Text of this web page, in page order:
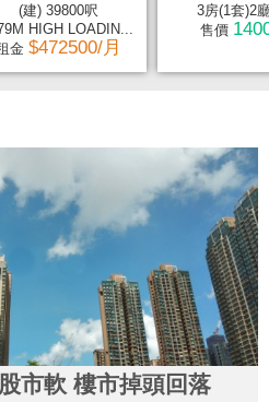
(建) 39800呎
HIGH LOADIN...
金 $472500/月
3房(1套)2
售價
市軟 樓市掉頭回落